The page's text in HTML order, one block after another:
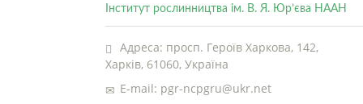
Інститут рослинництва ім. В. Я. Юр’єва НААН
Адреса: просп. Героїв Харкова, 142,
Харків, 61060, Україна
E-mail: pgr-ncpgru@ukr.net